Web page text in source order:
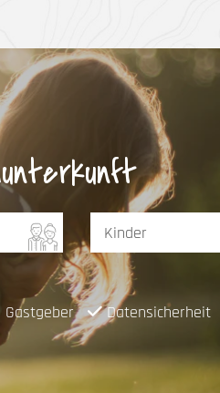
Gastgeber Datensicherheit